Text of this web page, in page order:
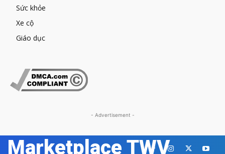
Sức khỏe
Xe cộ
Giáo dục
- Advertisement -
Marketplace TWV